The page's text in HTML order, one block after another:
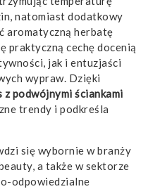
natomiast dodatkowy
aromatyczną herbatę
praktyczną cechę docenią
jak i entuzjaści
wypraw. Dzięki
z podwójnymi ściankami
trendy i podkreśla
się wybornie w branży
a także w sektorze
odpowiedzialne